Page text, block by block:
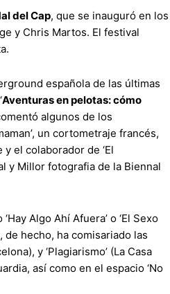
del Cap, que se inauguró en los
y Chris Martos. El festival
española de las últimas
Aventuras en pelotas: cómo
algunos de los
un cortometraje francés,
el colaborador de ‘El
y Millor fotografia de la Biennal
Algo Ahí Afuera’ o ‘El Sexo
hecho, ha comisariado las
y ‘Plagiarismo’ (La Casa
así como en el espacio ‘No